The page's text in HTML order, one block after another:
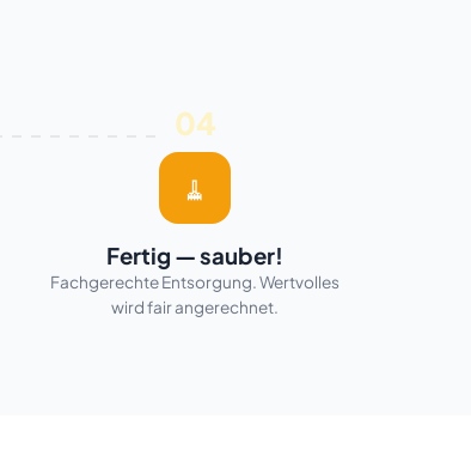
04
🧹
Fertig — sauber!
Fachgerechte Entsorgung. Wertvolles
wird fair angerechnet.